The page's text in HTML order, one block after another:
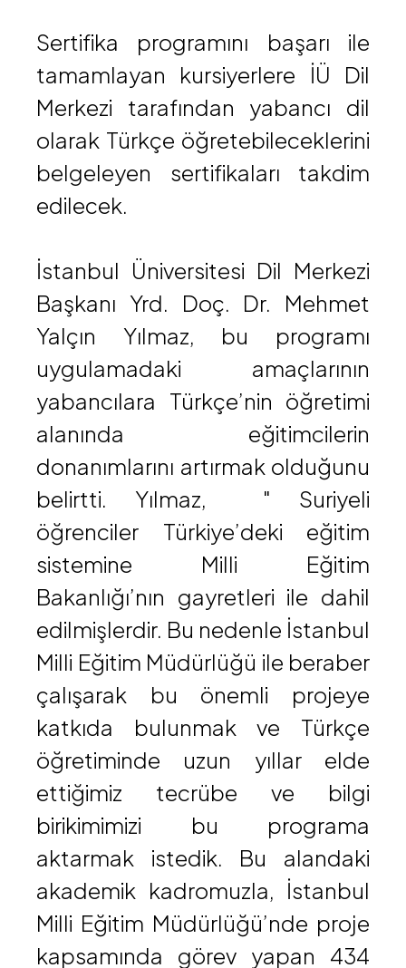
Sertifika programını başarı ile
tamamlayan kursiyerlere İÜ Dil
Merkezi tarafından yabancı dil
olarak Türkçe öğretebileceklerini
belgeleyen sertifikaları takdim
edilecek.
İstanbul Üniversitesi Dil Merkezi
Başkanı Yrd. Doç. Dr. Mehmet
Yalçın Yılmaz, bu programı
uygulamadaki amaçlarının
yabancılara Türkçe’nin öğretimi
alanında eğitimcilerin
donanımlarını artırmak olduğunu
belirtti. Yılmaz, " Suriyeli
öğrenciler Türkiye’deki eğitim
sistemine Milli Eğitim
Bakanlığı’nın gayretleri ile dahil
edilmişlerdir. Bu nedenle İstanbul
Milli Eğitim Müdürlüğü ile beraber
çalışarak bu önemli projeye
katkıda bulunmak ve Türkçe
öğretiminde uzun yıllar elde
ettiğimiz tecrübe ve bilgi
birikimimizi bu programa
aktarmak istedik. Bu alandaki
akademik kadromuzla, İstanbul
Milli Eğitim Müdürlüğü’nde proje
kapsamında görev yapan 434